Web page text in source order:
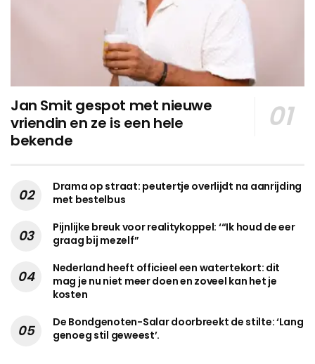
Jan Smit gespot met nieuwe
vriendin en ze is een hele
bekende
Drama op straat: peutertje overlijdt na aanrijding
met bestelbus
Pijnlijke breuk voor realitykoppel: ‘“Ik houd de eer
graag bij mezelf”
Nederland heeft officieel een watertekort: dit
mag je nu niet meer doen en zoveel kan het je
kosten
De Bondgenoten-Salar doorbreekt de stilte: ‘Lang
genoeg stil geweest’.